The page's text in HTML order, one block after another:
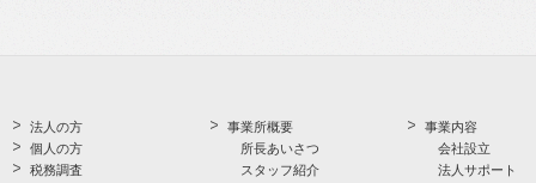
法人の方
個人の方
税務調査
事業所概要
所長あいさつ
スタッフ紹介
事業内容
会社設立
法人サポート